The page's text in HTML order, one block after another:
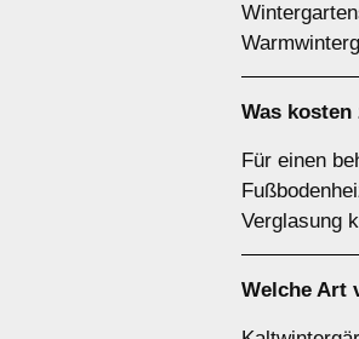
Was
Für einen
Verglasung
Welche Art